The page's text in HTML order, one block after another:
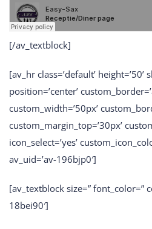
[/av_textblock]
[av_hr class=’default’ height=’50’
position=’center’
custom_width=’50px’
custom_margin_top=’30px’
icon_select=’yes’
av_uid=’av-196bjp0′]
[av_textblock size=” font_color=”
18bei90′]